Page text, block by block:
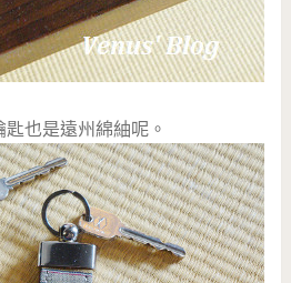
匙也是遠州綿紬呢。